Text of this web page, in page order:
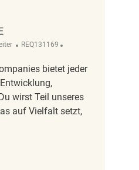
ReqId
REQ131169
bietet jeder
wirst Teil unseres
auf Vielfalt setzt,